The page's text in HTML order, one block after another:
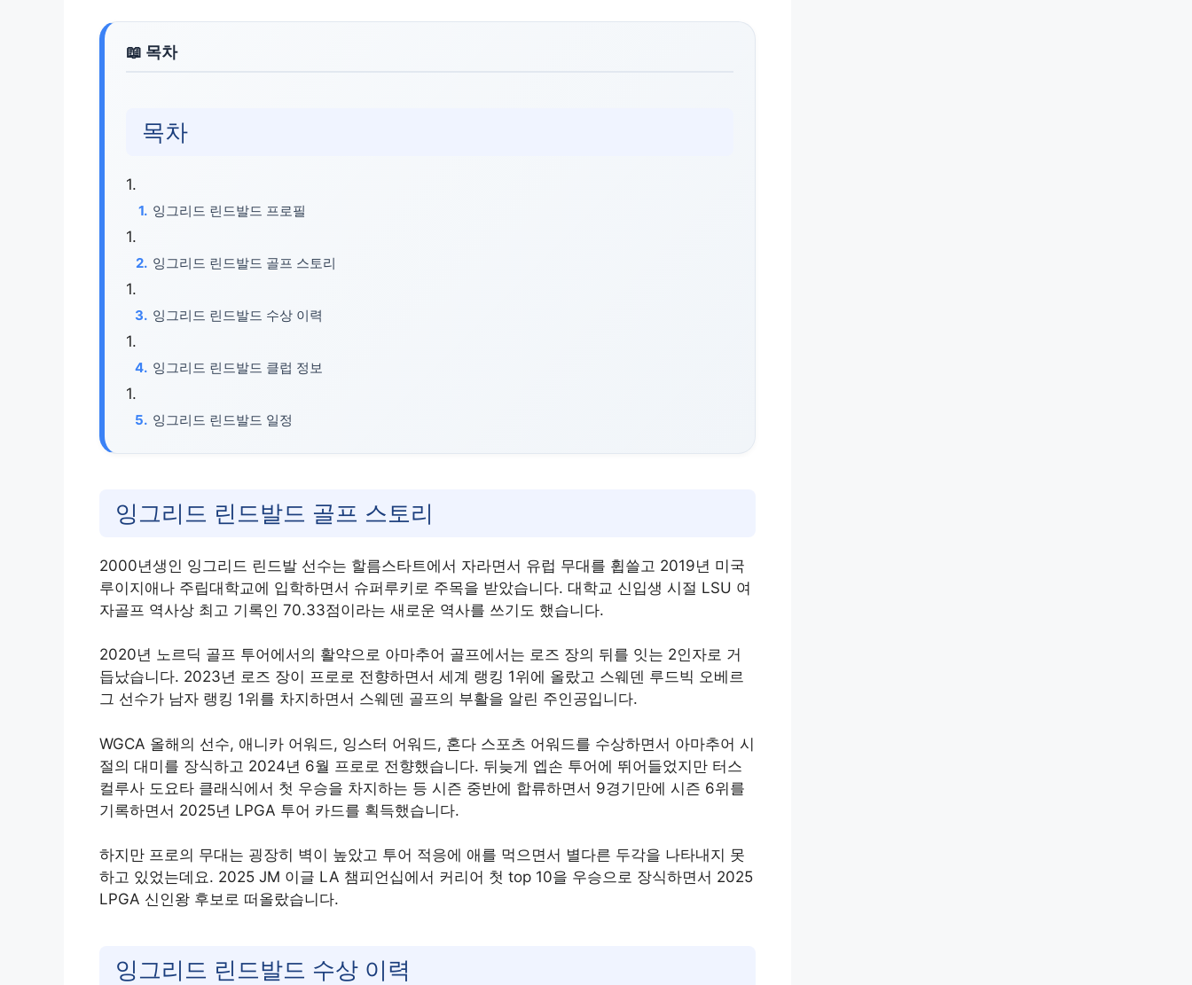
목차
잉그리드 린드발드 프로필
잉그리드 린드발드 골프 스토리
잉그리드 린드발드 수상 이력
잉그리드 린드발드 클럽 정보
잉그리드 린드발드 일정
잉그리드 린드발드 골프 스토리
2000년생인 잉그리드 린드발 선수는 할름스타트에서 자라면서 유럽 무대를 휩쓸고 2019년 미국
루이지애나 주립대학교에 입학하면서 슈퍼루키로 주목을 받았습니다. 대학교 신입생 시절 LSU 여
자골프 역사상 최고 기록인 70.33점이라는 새로운 역사를 쓰기도 했습니다.
2020년 노르딕 골프 투어에서의 활약으로 아마추어 골프에서는 로즈 장의 뒤를 잇는 2인자로 거
듭났습니다. 2023년 로즈 장이 프로로 전향하면서 세계 랭킹 1위에 올랐고 스웨덴 루드빅 오베르
그 선수가 남자 랭킹 1위를 차지하면서 스웨덴 골프의 부활을 알린 주인공입니다.
WGCA 올해의 선수, 애니카 어워드, 잉스터 어워드, 혼다 스포츠 어워드를 수상하면서 아마추어 시
절의 대미를 장식하고 2024년 6월 프로로 전향했습니다. 뒤늦게 엡손 투어에 뛰어들었지만 터스
컬루사 도요타 클래식에서 첫 우승을 차지하는 등 시즌 중반에 합류하면서 9경기만에 시즌 6위를
기록하면서 2025년 LPGA 투어 카드를 획득했습니다.
하지만 프로의 무대는 굉장히 벽이 높았고 투어 적응에 애를 먹으면서 별다른 두각을 나타내지 못
하고 있었는데요. 2025 JM 이글 LA 챔피언십에서 커리어 첫 top 10을 우승으로 장식하면서 2025
LPGA 신인왕 후보로 떠올랐습니다.
잉그리드 린드발드 수상 이력